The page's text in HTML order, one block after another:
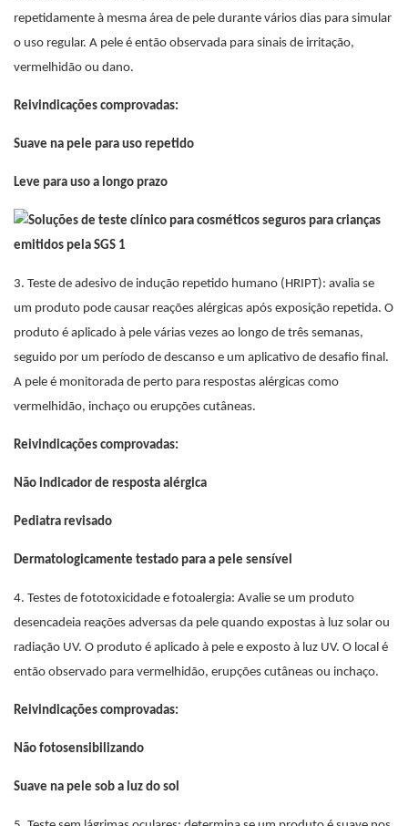
repetidamente à mesma área de pele durante vários dias para simular
o uso regular. A pele é então observada para sinais de irritação,
vermelhidão ou dano.
Reivindicações comprovadas:
Suave na pele para uso repetido
Leve para uso a longo prazo
3. Teste de adesivo de indução repetido humano (HRIPT): avalia se
um produto pode causar reações alérgicas após exposição repetida. O
produto é aplicado à pele várias vezes ao longo de três semanas,
seguido por um período de descanso e um aplicativo de desafio final.
A pele é monitorada de perto para respostas alérgicas como
vermelhidão, inchaço ou erupções cutâneas.
Reivindicações comprovadas:
Não indicador de resposta alérgica
Pediatra revisado
Dermatologicamente testado para a pele sensível
4. Testes de fototoxicidade e fotoalergia: Avalie se um produto
desencadeia reações adversas da pele quando expostas à luz solar ou
radiação UV. O produto é aplicado à pele e exposto à luz UV. O local é
então observado para vermelhidão, erupções cutâneas ou inchaço.
Reivindicações comprovadas:
Não fotosensibilizando
Suave na pele sob a luz do sol